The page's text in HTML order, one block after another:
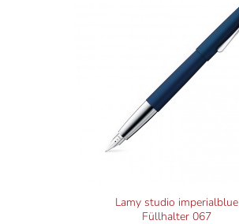
Lamy studio imperialblue
Füllhalter 067